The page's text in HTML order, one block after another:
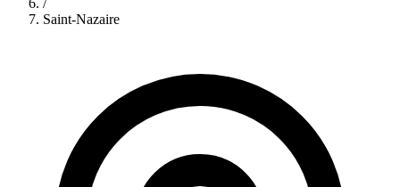
/
Saint-Nazaire